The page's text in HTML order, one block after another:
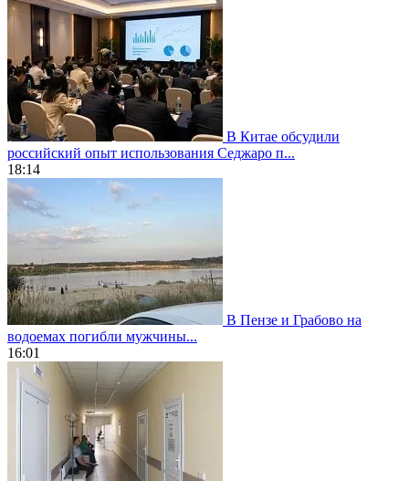
В Китае обсудили
российский опыт использования Седжаро п...
18:14
В Пензе и Грабово на
водоемах погибли мужчины...
16:01